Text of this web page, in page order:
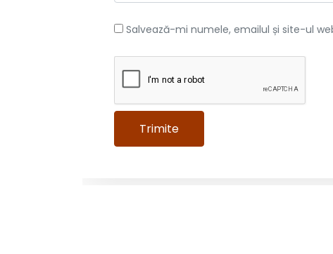
Salvează-mi numele, emailul și site-ul